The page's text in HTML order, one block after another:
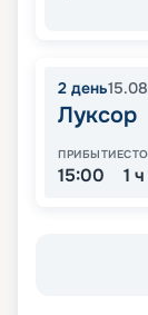
2 день
Луксор
ПРИБЫТИЕ
15:00 1